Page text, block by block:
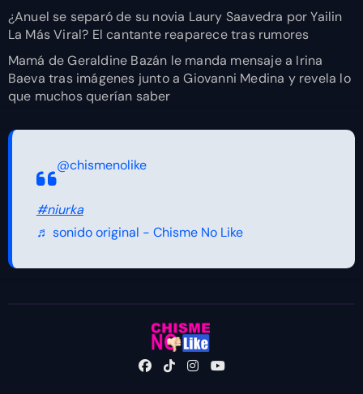
¿Anuel se separó de su novia Laury Saavedra por Yailin
La Más Viral? El cantante reaparece tras rumores
Mamá de Geraldine Bazán le manda mensaje a Irina
Baeva tras imágenes junto a Giovanni Medina y revela lo
que muchos querían saber
@chismenolike
#niurka
♬ sonido original - Chisme No Like